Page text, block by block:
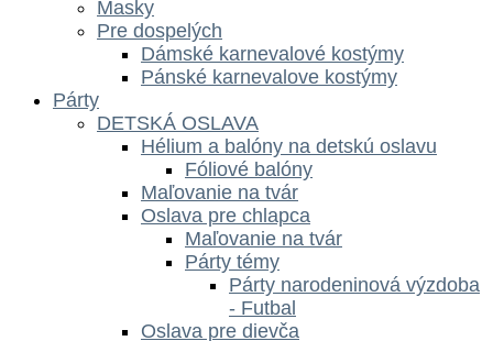
Masky
Pre dospelých
Dámské karnevalové kostýmy
Pánské karnevalove kostýmy
Párty
DETSKÁ OSLAVA
Hélium a balóny na detskú oslavu
Fóliové balóny
Maľovanie na tvár
Oslava pre chlapca
Maľovanie na tvár
Párty témy
Párty narodeninová výzdoba
- Futbal
Oslava pre dievča